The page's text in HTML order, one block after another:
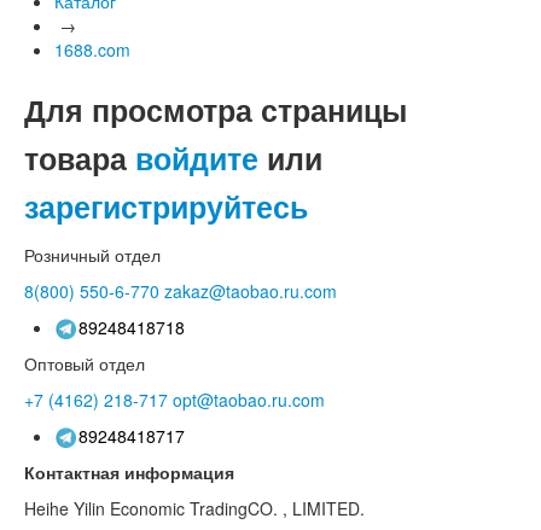
→
1688.com
Для просмотра страницы
товара войдите или
зарегистрируйтесь
Розничный отдел
8(800) 550-6-770 zakaz@taobao.ru.com
89248418718
Оптовый отдел
+7 (4162) 218-717 opt@taobao.ru.com
89248418717
Контактная информация
Heihe Yilin Economic TradingCO. , LIMITED.